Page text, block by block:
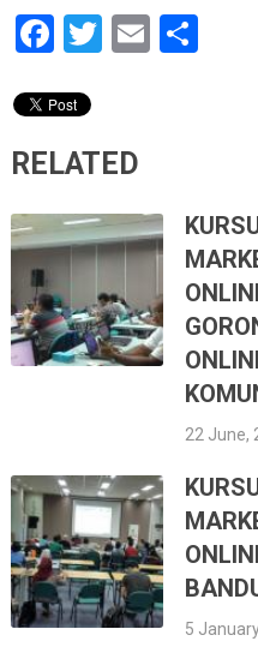
Facebook
Twitter
Email
RELATED
22 June,
5